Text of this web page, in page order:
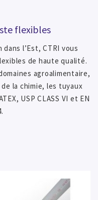
flexibles
l’Est, CTRI vous
de haute qualité.
agroalimentaire,
la chimie, les tuyaux
USP CLASS VI et EN